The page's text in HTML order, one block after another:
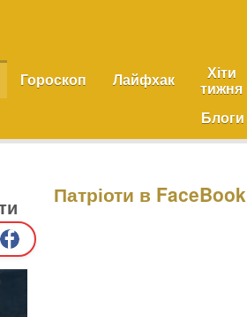
Гороскоп Лайфхак Хіти
тижня
Блоги
Патріоти в FaceBook